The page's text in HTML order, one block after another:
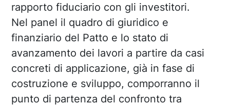
rapporto fiduciario con gli investitori.
Nel panel il quadro di giuridico e
finanziario del Patto e lo stato di
avanzamento dei lavori a partire da casi
concreti di applicazione, già in fase di
costruzione e sviluppo, comporranno il
punto di partenza del confronto tra